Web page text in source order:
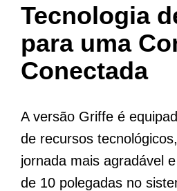
Tecnologia
para uma
Conectada
A versão Griffe é
de recursos
jornada mais agradável
de 10 polegadas no